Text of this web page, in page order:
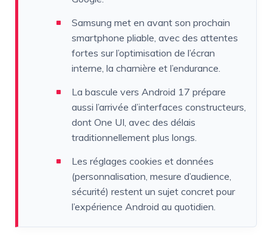
Samsung met en avant son prochain
smartphone pliable, avec des attentes
fortes sur l’optimisation de l’écran
interne, la charnière et l’endurance.
La bascule vers Android 17 prépare
aussi l’arrivée d’interfaces constructeurs,
dont One UI, avec des délais
traditionnellement plus longs.
Les réglages cookies et données
(personnalisation, mesure d’audience,
sécurité) restent un sujet concret pour
l’expérience Android au quotidien.